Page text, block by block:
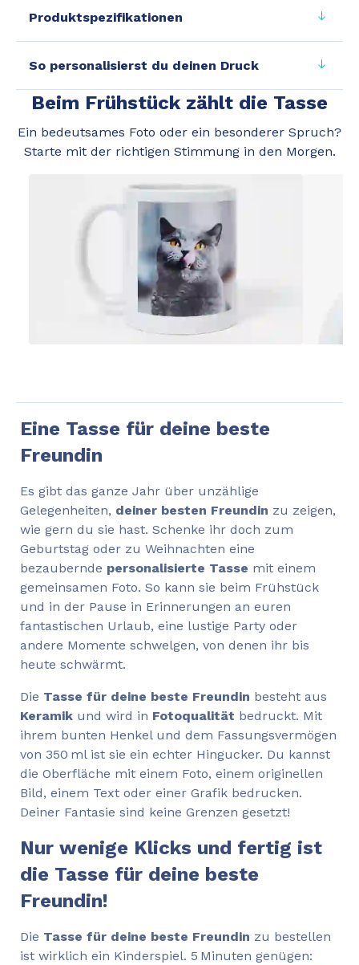
Produktspezifikationen
So personalisierst du deinen Druck
Beim Frühstück zählt die Tasse
Ein bedeutsames Foto oder ein besonderer Spruch?
Starte mit der richtigen Stimmung in den Morgen.
Eine Tasse für deine beste
Freundin
Es gibt das ganze Jahr über unzählige
Gelegenheiten, deiner besten Freundin zu zeigen,
wie gern du sie hast. Schenke ihr doch zum
Geburtstag oder zu Weihnachten eine
bezaubernde personalisierte Tasse mit einem
gemeinsamen Foto. So kann sie beim Frühstück
und in der Pause in Erinnerungen an euren
fantastischen Urlaub, eine lustige Party oder
andere Momente schwelgen, von denen ihr bis
heute schwärmt.
Die Tasse für deine beste Freundin besteht aus
Keramik und wird in Fotoqualität bedruckt. Mit
ihrem bunten Henkel und dem Fassungsvermögen
von 350 ml ist sie ein echter Hingucker. Du kannst
die Oberfläche mit einem Foto, einem originellen
Bild, einem Text oder einer Grafik bedrucken.
Deiner Fantasie sind keine Grenzen gesetzt!
Nur wenige Klicks und fertig ist
die Tasse für deine beste
Freundin!
Die Tasse für deine beste Freundin zu bestellen
ist wirklich ein Kinderspiel. 5 Minuten genügen: